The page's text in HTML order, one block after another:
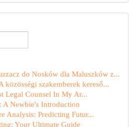
do Nosków dla Maluszków z...
közösségi szakemberek kereső...
Legal Counsel In My Ar...
A Newbie's Introduction
Analysis: Predicting Futur...
Your Ultimate Guide